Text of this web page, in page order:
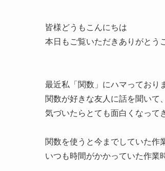
皆様どうもこんにちは
本日もご覧いただきありがとう
最近私「関数」にハマっており
関数が好きな友人に話を聞いて
気づいたらとても面白くなって
関数を使うと今までしていた作
いつも時間がかかっていた作業